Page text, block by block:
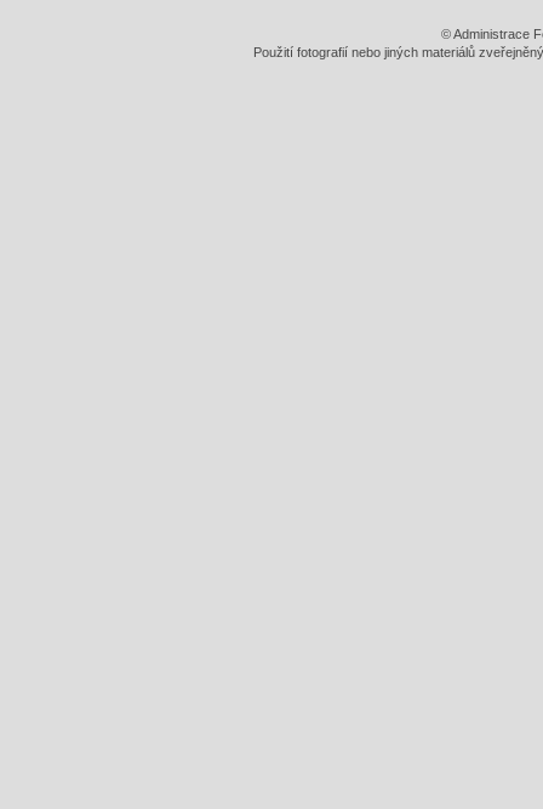
© Administrace
Použití fotografií nebo jiných materiálů